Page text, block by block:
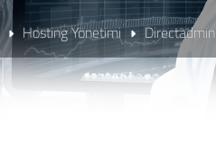
Hosting Yönetimi Directadmin